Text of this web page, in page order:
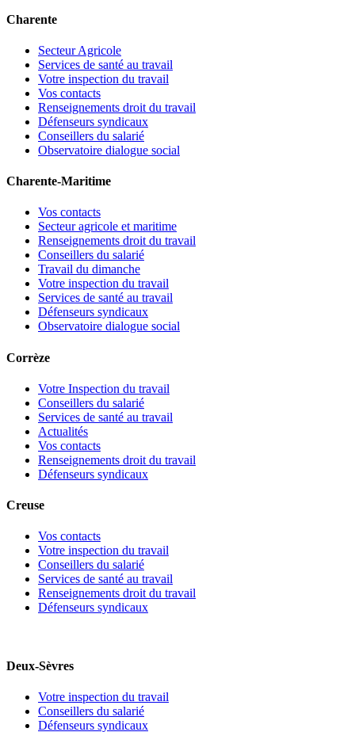
Charente
Secteur Agricole
Services de santé au travail
Votre inspection du travail
Vos contacts
Renseignements droit du travail
Défenseurs syndicaux
Conseillers du salarié
Observatoire dialogue social
Charente-Maritime
Vos contacts
Secteur agricole et maritime
Renseignements droit du travail
Conseillers du salarié
Travail du dimanche
Votre inspection du travail
Services de santé au travail
Défenseurs syndicaux
Observatoire dialogue social
Corrèze
Votre Inspection du travail
Conseillers du salarié
Services de santé au travail
Actualités
Vos contacts
Renseignements droit du travail
Défenseurs syndicaux
Creuse
Vos contacts
Votre inspection du travail
Conseillers du salarié
Services de santé au travail
Renseignements droit du travail
Défenseurs syndicaux
Deux-Sèvres
Votre inspection du travail
Conseillers du salarié
Défenseurs syndicaux